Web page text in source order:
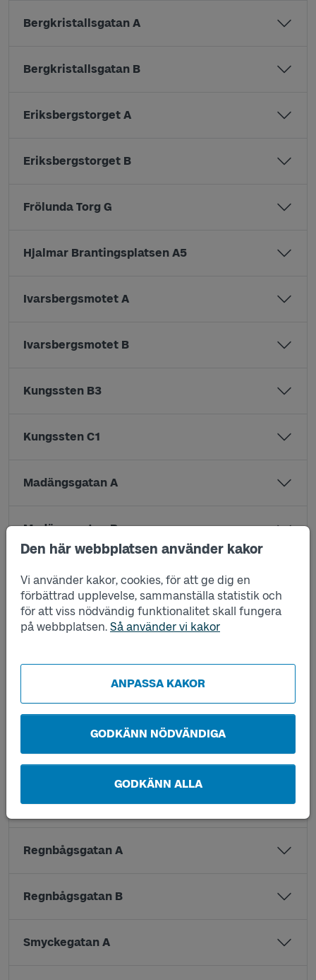
Den här webbplatsen använder kakor
Vi använder kakor, cookies, för att ge dig en
förbättrad upplevelse, sammanställa statistik och
för att viss nödvändig funktionalitet skall fungera
på webbplatsen. Så använder vi kakor
ANPASSA KAKOR
GODKÄNN NÖDVÄNDIGA
GODKÄNN ALLA
Bergkristallsgatan A
Bergkristallsgatan B
Eriksbergstorget A
Eriksbergstorget B
Frölunda Torg G
Hjalmar Brantingsplatsen A5
Ivarsbergsmotet A
Ivarsbergsmotet B
Kungssten B3
Kungssten C1
Madängsgatan A
Madängsgatan B
Nordviksgatan A
Nordviksgatan B
Polstjärnegatan A
Polstjärnegatan B
Pölsebo A
Pölsebo B
Regnbågsgatan A
Regnbågsgatan B
Smyckegatan A